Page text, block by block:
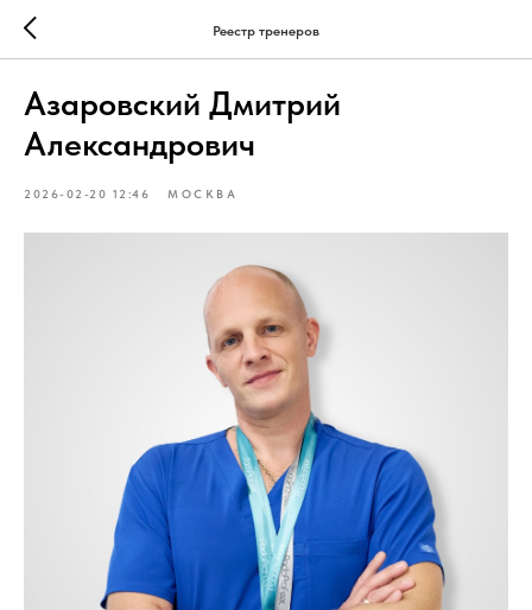
Реестр тренеров
Азаровский Дмитрий
Александрович
2026-02-20 12:46 МОСКВА